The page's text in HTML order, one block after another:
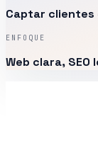
Captar clientes
ENFOQUE
Web clara,